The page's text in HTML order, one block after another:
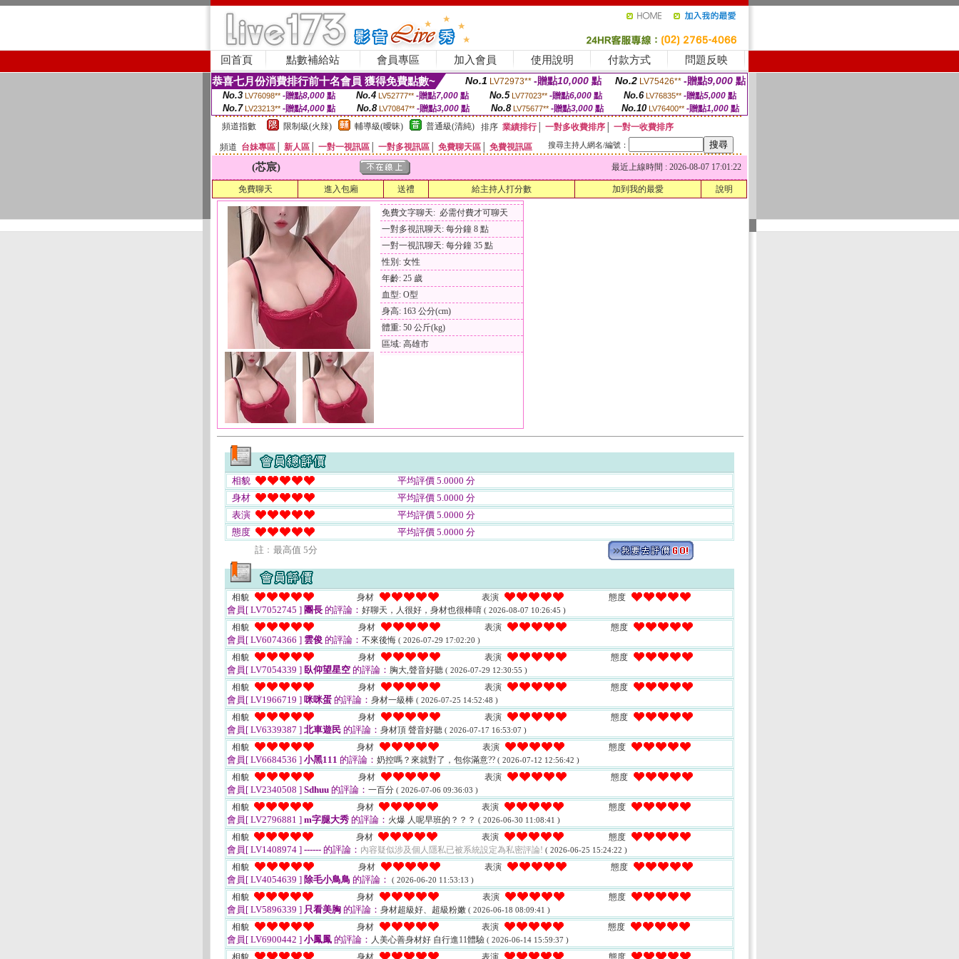
回首頁 點數補給站 會員專區 加入會員 使用說明 付款方式 問題反映
恭喜七月份消費排行前十名會員 獲得免費點數~ No.1 LV72973** -贈點10,000 點 No.2 LV75426** -贈點9,000 點
No.3 LV76098** -贈點8,000點 No.4 LV52777** -贈點7,000點 No.5 LV77023** -贈點6,000點 No.6 LV76835** -贈點5,000點
No.7 LV23213** -贈點4,000 點 No.8 LV70847** -贈點3,000 點 No.8 LV75677** -贈點3,000點 No.10 LV76400** -贈點1,000 點
頻道指數
限制級(火辣) 輔導級(曖昧) 普通級(清純) 排序 業績排行│ 一對多收費排序
一對一收費排序
頻道 台妹專區 新人區 一對一視訊區 一對多視訊區 免費聊天區 免費視訊區 搜尋主持人網名/編號：
(芯宸) 最近上線時間 : 2026-08-07 17:01:22
免費聊天 進入包廂 送禮 給主持人打分數 加到我的最愛 說明
免費文字聊天: 必需付費才可聊天
一對多視訊聊天: 每分鐘 8 點
一對一視訊聊天: 每分鐘 35 點
性別: 女性
年齡: 25 歲
血型: O型
身高: 163 公分(cm)
體重: 50 公斤(kg)
區域: 高雄市
相貌
平均評價 5.0000 分
身材
平均評價 5.0000 分
表演
平均評價 5.0000 分
態度
平均評價 5.0000 分
註﹕最高值 5分
相貌 身材 表演 態度
會員[ LV7052745 ] 團長 的評論： 好聊天，人很好，身材也很棒唷 ( 2026-08-07 10:26:45 )
相貌 身材 表演 態度
會員[ LV6074366 ] 雲俊 的評論： 不來後悔 ( 2026-07-29 17:02:20 )
相貌 身材 表演 態度
會員[ LV7054339 ] 臥仰望星空 的評論： 胸大,聲音好聽 ( 2026-07-29 12:30:55 )
相貌 身材 表演 態度
會員[ LV1966719 ] 咪咪蛋 的評論： 身材一級棒 ( 2026-07-25 14:52:48 )
相貌 身材 表演 態度
會員[ LV6339387 ] 北車遊民 的評論： 身材頂 聲音好聽 ( 2026-07-17 16:53:07 )
相貌 身材 表演 態度
會員[ LV6684536 ] 小黑111 的評論： 奶控嗎？來就對了，包你滿意?? ( 2026-07-12 12:56:42 )
相貌 身材 表演 態度
會員[ LV2340508 ] Sdhuu 的評論： 一百分 ( 2026-07-06 09:36:03 )
相貌 身材 表演 態度
會員[ LV2796881 ] m字腿大秀 的評論： 火爆 人呢早班的？？？ ( 2026-06-30 11:08:41 )
相貌 身材 表演 態度
會員[ LV1408974 ] ------ 的評論： 內容疑似涉及個人隱私已被系統設定為私密評論! ( 2026-06-25 15:24:22 )
相貌 身材 表演 態度
會員[ LV4054639 ] 除毛小鳥鳥 的評論： ( 2026-06-20 11:53:13 )
相貌 身材 表演 態度
會員[ LV5896339 ] 只看美胸 的評論： 身材超級好、超級粉嫩 ( 2026-06-18 08:09:41 )
相貌 身材 表演 態度
會員[ LV6900442 ] 小鳳鳳 的評論： 人美心善身材好 自行進11體驗 ( 2026-06-14 15:59:37 )
相貌 身材 表演 態度